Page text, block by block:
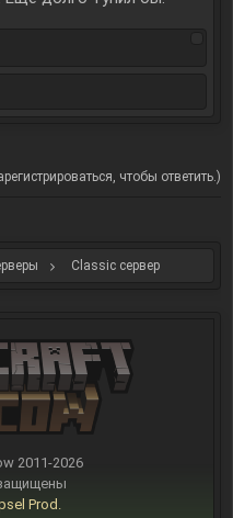
чтобы ответить.)
Classic сервер
2011-2026
Prod.